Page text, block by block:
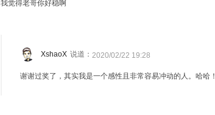
我觉得老哥你好稳啊
XshaoX 说道： 2020/02/22 19:28
谢谢过奖了，其实我是一个感性且非常容易冲动的人。哈哈！